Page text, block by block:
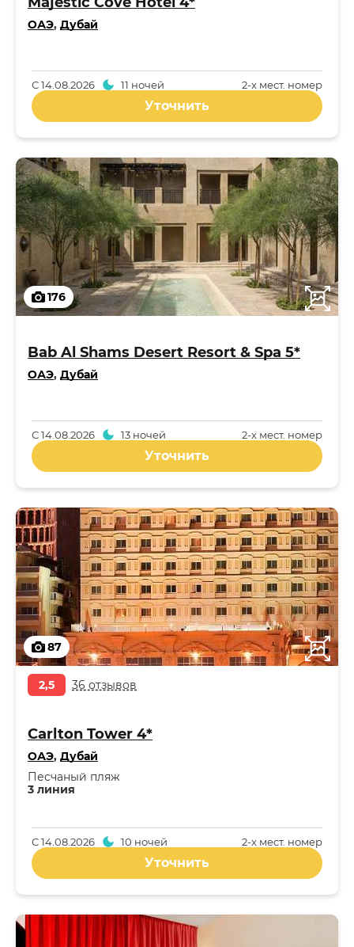
ОАЭ, Дубай
2-x мест. номер
С14.08.2026 11 ночей
Уточнить
176
Bab Al Shams Desert Resort & Spa 5*
ОАЭ, Дубай
2-x мест. номер
С14.08.2026 13 ночей
Уточнить
87
2,5 36 отзывов
Carlton Tower 4*
ОАЭ, Дубай
3 линия
Песчаный пляж
2-x мест. номер
С14.08.2026 10 ночей
Уточнить